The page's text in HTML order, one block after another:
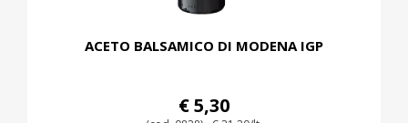
ACETO BALSAMICO DI MODENA IGP
€ 5,30